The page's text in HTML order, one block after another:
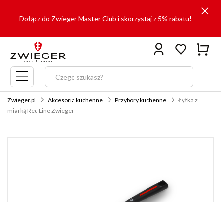
Dołącz do Zwieger Master Club i skorzystaj z 5% rabatu!
Menu
główne
Zwieger.pl Akcesoria kuchenne Przybory kuchenne
Łyżka z
miarką Red Line Zwieger